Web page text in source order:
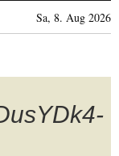
Sa, 8. Aug 2026